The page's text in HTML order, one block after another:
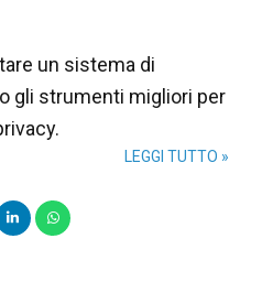
un sistema di
gli strumenti migliori per
LEGGI TUTTO »